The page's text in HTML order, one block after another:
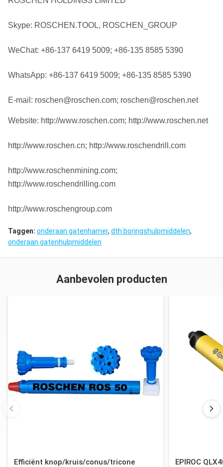
Skype: ROSCHEN.TOOL, ROSCHEN_GROUP
WeChat: +86-137 6419 5009; +86-135 8585 5390
WhatsApp: +86-137 6419 5009; +86-135 8585 5390
E-mail: roschen@roschen.com; roschen@roschen.net
Website: http://www.roschen.com; http://www.roschen.net
http://www.roschen.cn; http://www.roschendrill.com
http://www.roschenmining.com;
http://www.roschendrilling.com
http://www.roschengroup.com
Taggen: onderaan gatenhamer, dth boringshulpmiddelen,
onderaan gatenhulpmiddelen
Aanbevolen producten
Efficiënt knop/kruis/conus/tricone
EPIROC